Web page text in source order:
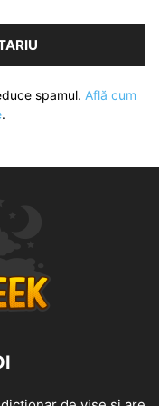
spamul. Află cum
.